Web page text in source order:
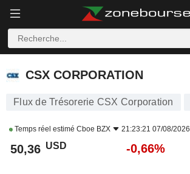
CSX CORPORATION
CSX CORPORATION
Flux de Trésorerie CSX Corporation
Temps réel estimé Cboe BZX 21:23:21 07/08/2026
50,36 USD -0,66%